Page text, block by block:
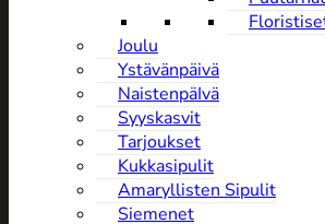
Joulu
Ystävänpäivä
NaistenpäIvä
Syyskasvit
Tarjoukset
Kukkasipulit
Amaryllisten Sipulit
Siemenet